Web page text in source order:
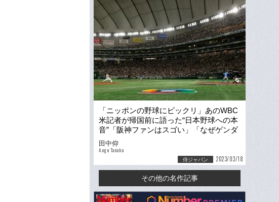
「ニッポンの野球にビックリ」あのWBC
米記者が帰国前に語った“日本野球への本
音”「阪神ファンはスゴい」「なぜゲンダ
は“トヨタ出身”なの？」
田中仰
Aogu Tanaka
侍ジャパン 2023/03/18
その他の名作記事